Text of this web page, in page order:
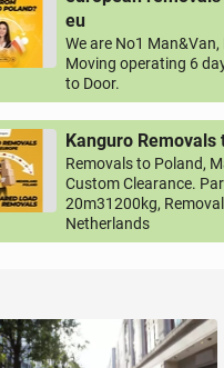
eu
We are No1
Moving operating 6
to Door.
Kanguro Removals
Removals to Poland,
Custom Clearance.
20m31200kg,
Netherlands